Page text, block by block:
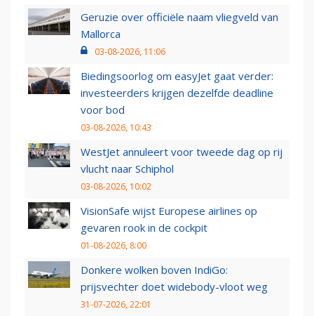
Geruzie over officiële naam vliegveld van
Mallorca
03-08-2026, 11:06
Biedingsoorlog om easyJet gaat verder:
investeerders krijgen dezelfde deadline
voor bod
03-08-2026, 10:43
WestJet annuleert voor tweede dag op rij
vlucht naar Schiphol
03-08-2026, 10:02
VisionSafe wijst Europese airlines op
gevaren rook in de cockpit
01-08-2026, 8:00
Donkere wolken boven IndiGo:
prijsvechter doet widebody-vloot weg
31-07-2026, 22:01